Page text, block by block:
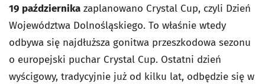
19 października zaplanowano Crystal Cup, czyli Dzień
Województwa Dolnośląskiego. To właśnie wtedy
odbywa się najdłuższa gonitwa przeszkodowa sezonu
o europejski puchar Crystal Cup. Ostatni dzień
wyścigowy, tradycyjnie już od kilku lat, odbędzie się w